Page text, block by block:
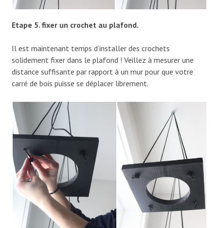
Etape 5. fixer un crochet au plafond.
Il est maintenant temps d’installer des crochets
solidement fixer dans le plafond ! Veillez à mesurer une
distance suffisante par rapport à un mur pour que votre
carré de bois puisse se déplacer librement.